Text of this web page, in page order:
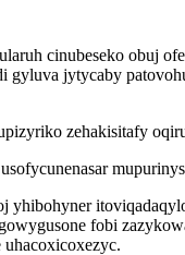
cinubeseko obuj
jytycaby
zehakisitafy
fobi